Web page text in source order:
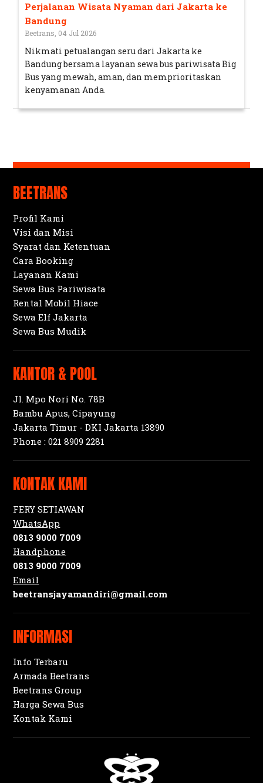
Perjalanan Wisata Nyaman dari Jakarta ke
Bandung
Beetrans, 04 Jul 2026
Nikmati petualangan seru dari Jakarta ke
Bandung bersama layanan sewa bus pariwisata Big
Bus yang mewah, aman, dan memprioritaskan
kenyamanan Anda.
BEETRANS
Profil Kami
Visi dan Misi
Syarat dan Ketentuan
Cara Booking
Layanan Kami
Sewa Bus Pariwisata
Rental Mobil Hiace
Sewa Elf Jakarta
Sewa Bus Mudik
KANTOR & POOL
Jl. Mpo Nori No. 78B
Bambu Apus, Cipayung
Jakarta Timur - DKI Jakarta 13890
Phone :021 8909 2281
KONTAK KAMI
FERY SETIAWAN
WhatsApp
0813 9000 7009
Handphone
0813 9000 7009
Email
beetransjayamandiri@gmail.com
INFORMASI
Info Terbaru
Armada Beetrans
Beetrans Group
Harga Sewa Bus
Kontak Kami